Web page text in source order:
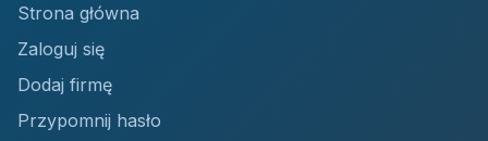
Strona główna
Zaloguj się
Dodaj firmę
Przypomnij hasło